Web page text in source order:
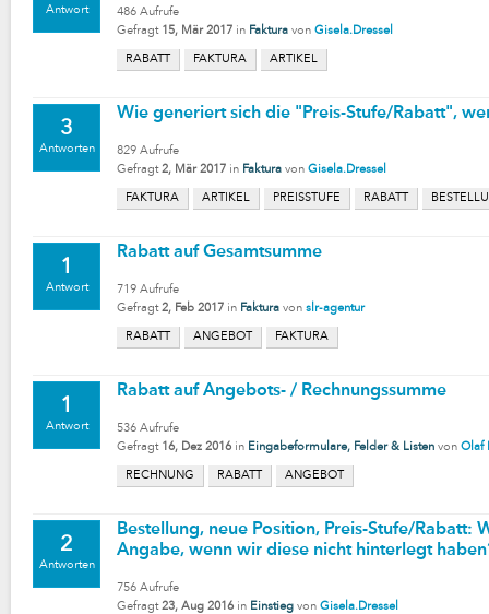
Antwort 486 Aufrufe
Gefragt 15, Mär 2017 in Faktura von Gisela.Dressel
RABATT FAKTURA ARTIKEL
3
Antworten
Wie generiert sich die "Preis-Stufe/Rabatt",
829 Aufrufe
Gefragt 2, Mär 2017 in Faktura von Gisela.Dressel
FAKTURA ARTIKEL PREISSTUFE RABATT
1
Antwort
Rabatt auf Gesamtsumme
719 Aufrufe
Gefragt 2, Feb 2017 in Faktura von slr-agentur
RABATT ANGEBOT FAKTURA
1
Antwort
Rabatt auf Angebots- / Rechnungssumme
536 Aufrufe
Gefragt 16, Dez 2016 in Eingabeformulare, Felder & Listen von Olaf
RECHNUNG RABATT ANGEBOT
2
Antworten
Bestellung, neue Position, Preis-Stufe/Rabatt:
Angabe, wenn wir diese nicht hinterlegt
756 Aufrufe
Gefragt 23, Aug 2016 in Einstieg von Gisela.Dressel